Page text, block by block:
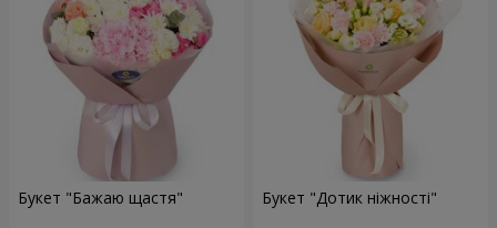
Букет "Бажаю щастя" Букет "Дотик ніжності"